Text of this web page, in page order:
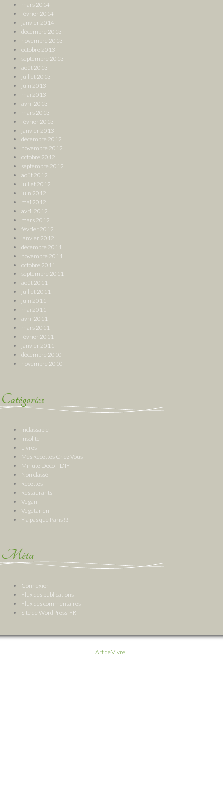
mars 2014
février 2014
janvier 2014
décembre 2013
novembre 2013
octobre 2013
septembre 2013
août 2013
juillet 2013
juin 2013
mai 2013
avril 2013
mars 2013
février 2013
janvier 2013
décembre 2012
novembre 2012
octobre 2012
septembre 2012
août 2012
juillet 2012
juin 2012
mai 2012
avril 2012
mars 2012
février 2012
janvier 2012
décembre 2011
novembre 2011
octobre 2011
septembre 2011
août 2011
juillet 2011
juin 2011
mai 2011
avril 2011
mars 2011
février 2011
janvier 2011
décembre 2010
novembre 2010
Catégories
Inclassable
Insolite
Livres
Mes Recettes Chez Vous
Minute Deco – DIY
Non classé
Recettes
Restaurants
Vegan
Végétarien
Y a pas que Paris !!!
Méta
Connexion
Flux des publications
Flux des commentaires
Site de WordPress-FR
Art de Vivre